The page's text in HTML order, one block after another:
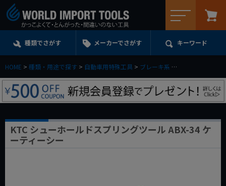
種類でさがす メーカーでさがす キーワード
HOME 種類・用途で探す 自動車用特殊工具 ブレーキ系
KTC シューホールドスプリングツール ABX-34 ケ
ーティーシー